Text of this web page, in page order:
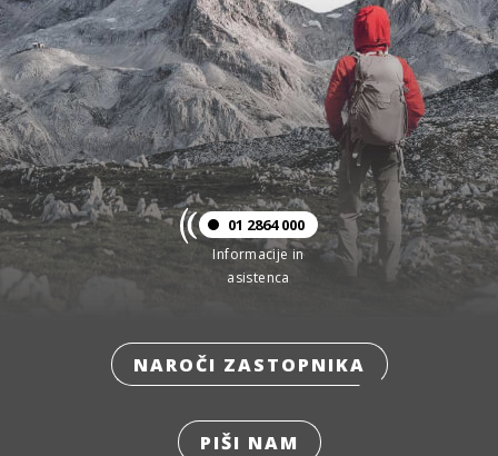
01 2864 000
Informacije in
asistenca
NAROČI ZASTOPNIKA
PIŠI NAM